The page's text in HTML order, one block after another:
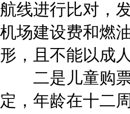
航线进行比对，
机场建设费和燃
形，且不能以成
二是儿童购票
定，年龄在十二